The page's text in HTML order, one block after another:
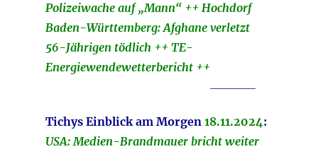
Polizeiwache auf „Mann“ ++ Hochdorf
Baden-Württemberg: Afghane verletzt
56-Jährigen tödlich ++ TE-
Energiewendewetterbericht ++
Tichys Einblick am Morgen 18.11.2024:
USA: Medien-Brandmauer bricht weiter